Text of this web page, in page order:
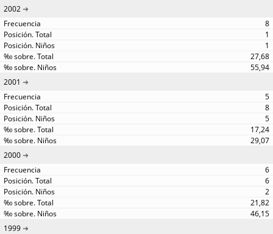
2002
8
1
1
27,68
55,94
2001
5
8
5
17,24
29,07
2000
6
6
2
21,82
46,15
1999